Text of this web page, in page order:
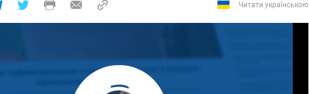
Читати українською